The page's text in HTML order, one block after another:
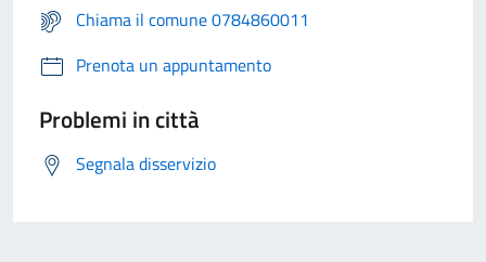
Chiama il comune 0784860011
Prenota un appuntamento
Problemi in città
Segnala disservizio